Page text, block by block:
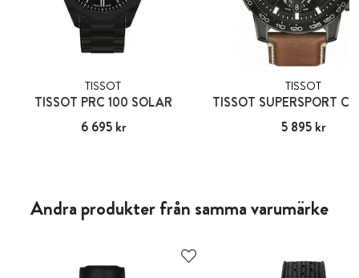
TISSOT
TISSOT PRC 100 SOLAR
Pris:6 695 kr
6 695 kr
TISSOT
TISSOT SUPERSPORT
Pris :5 895 kr
5 895 kr
Andra produkter från samma varumärke